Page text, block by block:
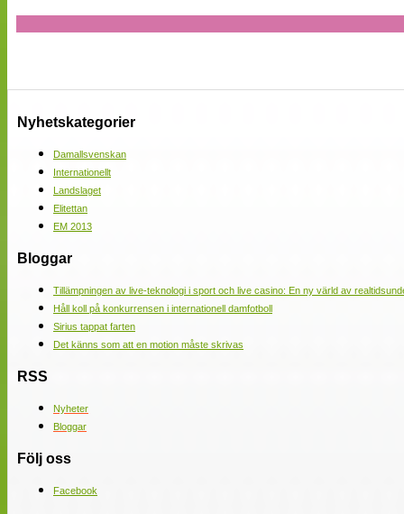
Nyhetskategorier
Damallsvenskan
Internationellt
Landslaget
Elitettan
EM 2013
Bloggar
Tillämpningen av live-teknologi i sport och live casino: En ny värld av
Håll koll på konkurrensen i internationell damfotboll
Sirius tappat farten
Det känns som att en motion måste skrivas
RSS
Nyheter
Bloggar
Följ oss
Facebook